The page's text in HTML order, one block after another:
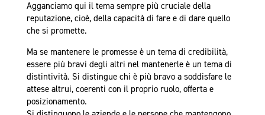
Agganciamo qui il tema sempre più cruciale della
reputazione, cioè, della capacità di fare e di dare quello
che si promette.
Ma se mantenere le promesse è un tema di credibilità,
essere più bravi degli altri nel mantenerle è un tema di
distintività. Si distingue chi è più bravo a soddisfare le
attese altrui, coerenti con il proprio ruolo, offerta e
posizionamento.